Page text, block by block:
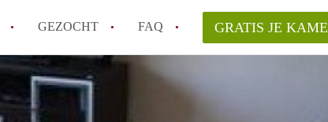
GEZOCHT FAQ
How to translate KamerDenHaag!
Wat is KamerDenHaag?
GRATIS JE